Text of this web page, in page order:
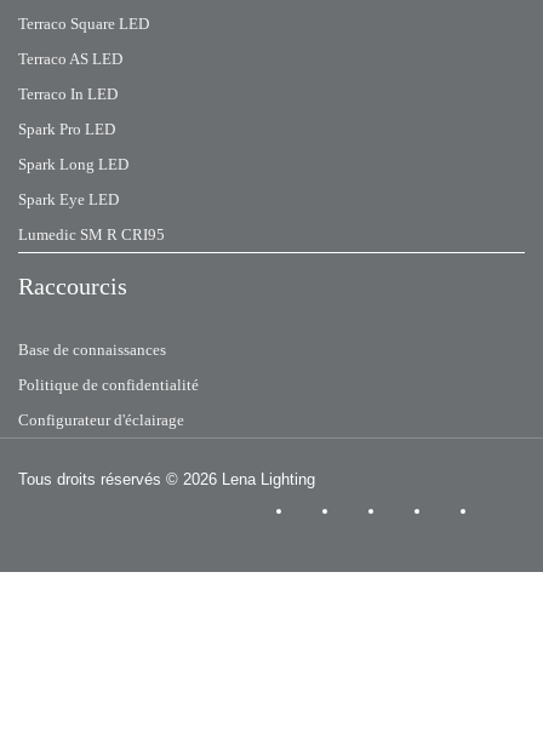
Terraco Square LED
Terraco AS LED
Terraco In LED
Spark Pro LED
Spark Long LED
Spark Eye LED
Lumedic SM R CRI95
Raccourcis
Base de connaissances
Politique de confidentialité
Configurateur d'éclairage
Tous droits réservés © 2026 Lena Lighting